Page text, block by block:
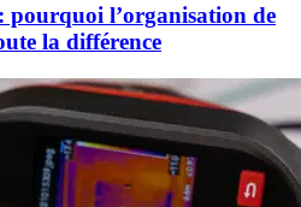
pourquoi l’organisation de
la différence